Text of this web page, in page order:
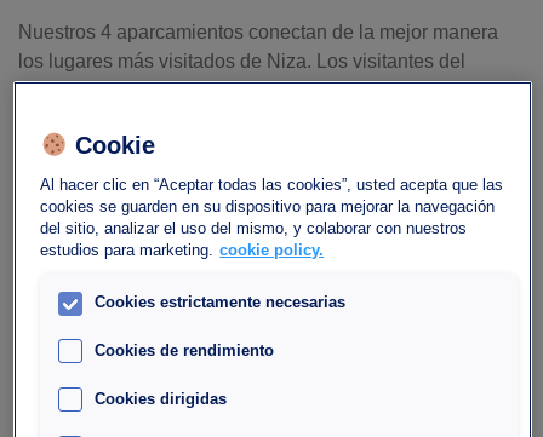
Nuestros 4 aparcamientos conectan de la mejor manera
los lugares más visitados de Niza. Los visitantes del
Paseo de los Ingleses, en los parkings de Grimaldi y Ruhl
de Sulzer, cerca del Ayuntamiento, el Marché aux Fleurs y
la Plaza Masséna se encontrarán con servicios de alta
gama. El parking Nice Thiers ofrece acceso directo a la
estación de ferrocarril.
Cookie
Al hacer clic en “Aceptar todas las cookies”, usted acepta que las
cookies se guarden en su dispositivo para mejorar la navegación
del sitio, analizar el uso del mismo, y colaborar con nuestros
estudios para marketing. cookie policy.
Cookies estrictamente necesarias
Cookies de rendimiento
Cookies dirigidas